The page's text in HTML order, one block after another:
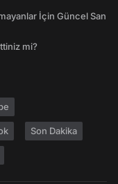
İçin Güncel San
mi?
Son Dakika